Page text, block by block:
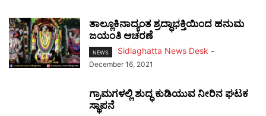
ತಾಲ್ಲೂಕಿನಾದ್ಯಂತ ಶ್ರದ್ಧಾಭಕ್ತಿಯಿಂದ ಹನುಮ
ಜಯಂತಿ ಆಚರಣೆ
NEWS Sidlaghatta News Desk -
December 16, 2021
ಗ್ರಾಮಗಳಲ್ಲಿ ಶುದ್ಧ ಕುಡಿಯುವ ನೀರಿನ ಘಟಕ
ಸ್ಥಾಪನೆ